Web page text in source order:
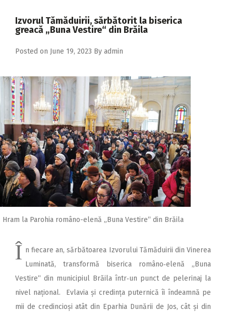
2017
2014
2013
2012
2011
2010
2009
Izvorul Tămăduirii, sărbătorit la biserica
greacă „Buna Vestire“ din Brăila
Posted on June 19, 2023 By admin
Hram la Parohia româno-elenă „Buna Vestire“ din Brăila
Î n fiecare an, sărbătoarea Izvorului Tămăduirii din Vinerea
Luminată, transformă biserica româno‑elenă „Buna
Vestire“ din municipiul Brăila într‑un punct de pelerinaj la
nivel național. Evlavia și credința puternică îi îndeamnă pe
mii de credincioși atât din Eparhia Dunării de Jos, cât și din